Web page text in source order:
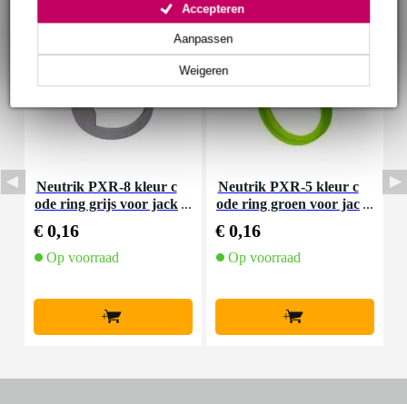
Weigeren
Aanpassen
Accepteren
Neutrik PXR-8 kleur c
ode ring grijs voor jack
€ 0,16
Op voorraad
+
Neutrik PXR-5 kleur c
ode ring groen voor jac
€ 0,16
Op voorraad
+